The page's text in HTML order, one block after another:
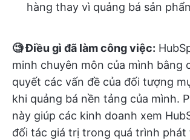
hàng thay vì quảng bá sản
🧐 Điều gì đã làm công việc:
minh chuyên môn của mình bằng
quyết các vấn đề của đối tượng
khi quảng bá nền tảng của mình.
này giúp các kinh doanh xem
đối tác giá trị trong quá trình phát